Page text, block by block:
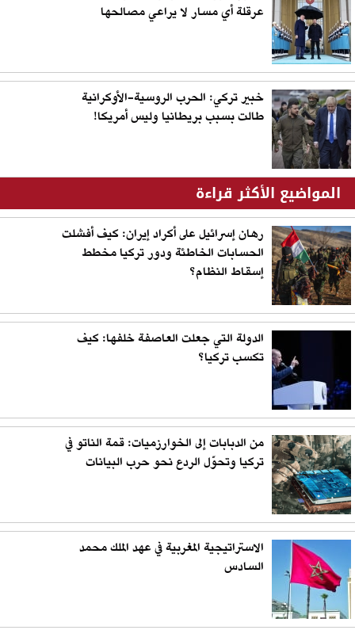
عرقلة أي مسار لا يراعي مصالحها
خبير تركي: الحرب الروسية-الأوكرانية
طالت بسبب بريطانيا وليس أمريكا!
المواضيع الأكثر قراءة
رهان إسرائيل على أكراد إيران: كيف أفشلت
الحسابات الخاطئة ودور تركيا مخطط
إسقاط النظام؟
الدولة التي جعلت العاصفة خلفها: كيف
تكسب تركيا؟
من الدبابات إلى الخوارزميات: قمة الناتو في
تركيا وتحوّل الردع نحو حرب البيانات
الاستراتيجية المغربية في عهد الملك محمد
السادس